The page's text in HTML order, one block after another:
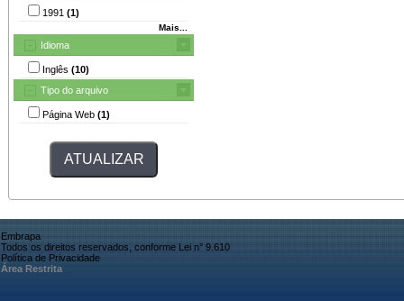
1991 (1)
Mais...
Idioma
Inglês (10)
Tipo do arquivo
Página Web (1)
Embrapa
Todos os direitos reservados, conforme Lei n° 9.610
Política de Privacidade
Área Restrita